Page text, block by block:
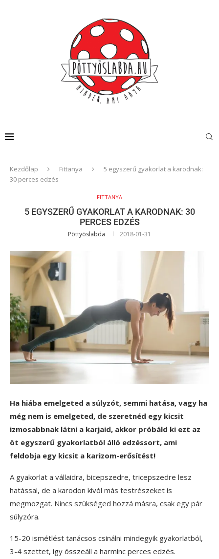
Kezdőlap Fittanya
5 egyszerű gyakorlat a karodnak:
30 perces edzés
FITTANYA
5 EGYSZERŰ GYAKORLAT A KARODNAK: 30
PERCES EDZÉS
Pöttyöslabda 2018-01-31
Ha hiába emelgeted a súlyzót, semmi hatása, vagy ha
még nem is emelgeted, de szeretnéd egy kicsit
izmosabbnak látni a karjaid, akkor próbáld ki ezt az
öt egyszerű gyakorlatból álló edzéssort, ami
feldobja egy kicsit a karizom-erősítést!
A gyakorlat a vállaidra, bicepszedre, tricepszedre lesz
hatással, de a karodon kívól más testrészeket is
megmozgat. Nincs szükséged hozzá másra, csak egy pár
súlyzóra.
15-20 ismétlést tanácsos csinálni mindegyik gyakorlatból,
3-4 szettet, így összeáll a harminc perces edzés.